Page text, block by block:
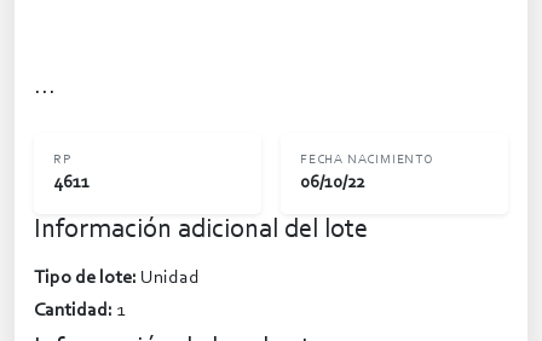
...
RP
4611
FECHA NACIMIENTO
06/10/22
Información adicional del lote
Tipo de lote: Unidad
Cantidad: 1